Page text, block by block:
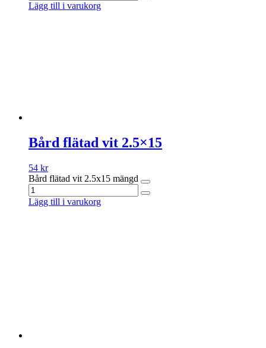
Lägg till i varukorg
Bård flätad vit 2.5×15
54 kr
Bård flätad vit 2.5x15 mängd
Lägg till i varukorg